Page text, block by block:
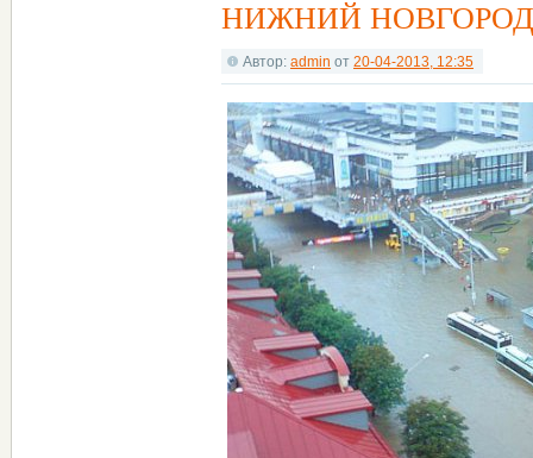
НИЖНИЙ
Автор: admin от 20-04-2013, 12:35